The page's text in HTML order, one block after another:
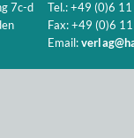
7c-d
Tel.: +49 (0)6
Fax: +49 (0)6
Email: